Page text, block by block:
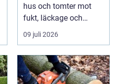
hus och tomter mot
fukt, läckage och
l&arin...
09 juli 2026